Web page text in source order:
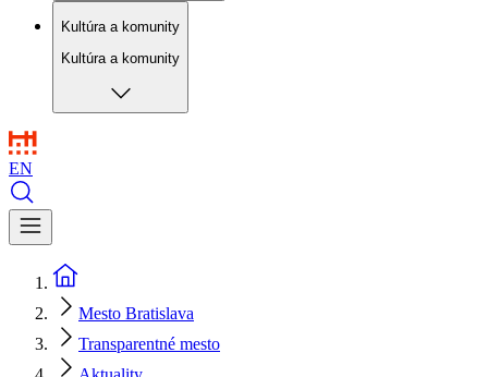
Kultúra a komunity
Kultúra a komunity
EN
Mesto Bratislava
Transparentné mesto